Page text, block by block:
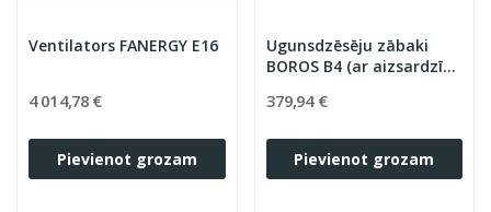
Ventilators FANERGY E16
4 014,78 €
Pievienot grozam
Ugunsdzēsēju zābaki
BOROS B4 (ar aizsardzību
zāģi)
379,94 €
Pievienot grozam